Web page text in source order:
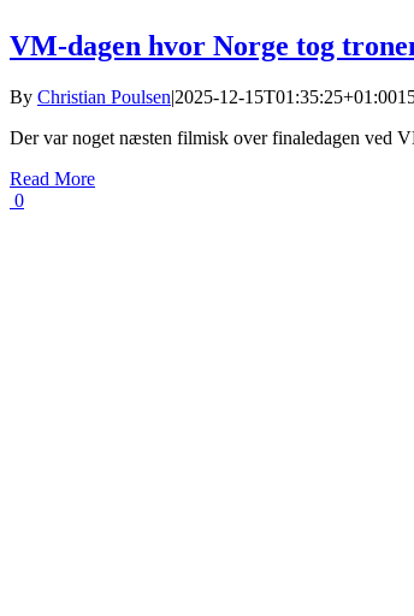
VM-dagen hvor Norge tog
By Christian Poulsen|2025-12-15T01:35:25+01:00
Der var noget næsten filmisk over finaledagen ved
Read More
0